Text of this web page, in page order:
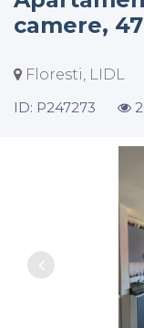
camere,
Floresti, LIDL
ID: P247273